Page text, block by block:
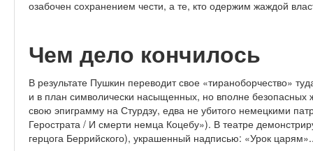
озабочен сохранением чести, а те, кто одержим жаждой
Чем дело кончилось
В результате Пушкин переводит свое «тираноборчество»
и в план символически насыщенных, но вполне безопасных
свою эпиграмму на Стурдзу, едва не убитого немецкими
Герострата / И смерти немца Коцебу»). В театре
герцога Беррийского), украшенный надписью: «Урок